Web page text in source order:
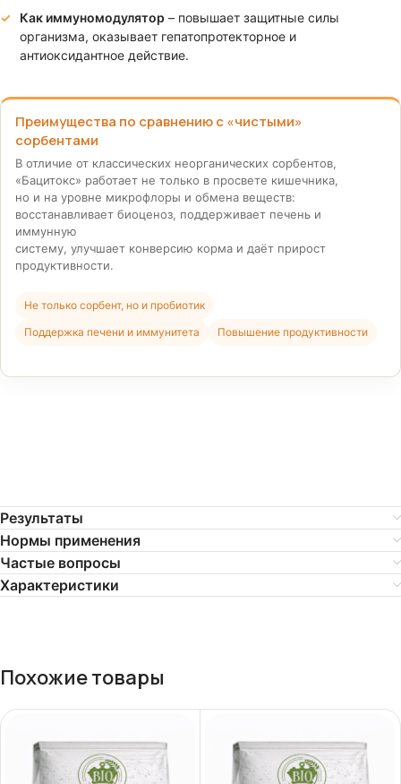
Как иммуномодулятор – повышает защитные силы
организма, оказывает гепатопротекторное и
антиоксидантное действие.
Преимущества по сравнению с «чистыми»
сорбентами
В отличие от классических неорганических сорбентов,
«Бацитокс» работает не только в просвете кишечника,
но и на уровне микрофлоры и обмена веществ:
восстанавливает биоценоз, поддерживает печень и
иммунную
систему, улучшает конверсию корма и даёт прирост
продуктивности.
Не только сорбент, но и пробиотик
Поддержка печени и иммунитета
Повышение продуктивности
Результаты
Нормы применения
Частые вопросы
Характеристики
Похожие товары